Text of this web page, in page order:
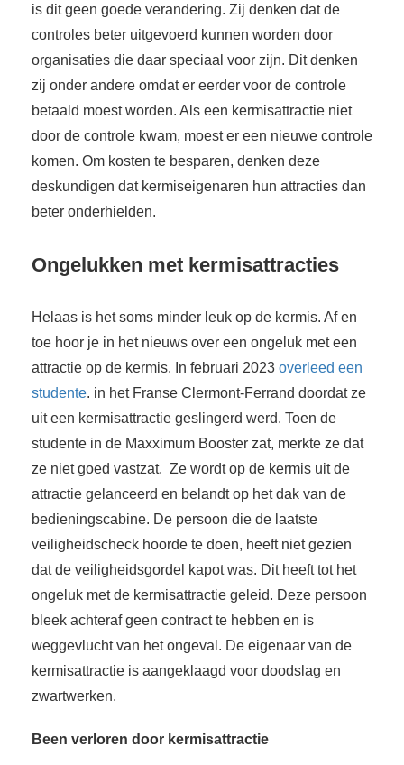
is dit geen goede verandering. Zij denken dat de
controles beter uitgevoerd kunnen worden door
organisaties die daar speciaal voor zijn. Dit denken
zij onder andere omdat er eerder voor de controle
betaald moest worden. Als een kermisattractie niet
door de controle kwam, moest er een nieuwe controle
komen. Om kosten te besparen, denken deze
deskundigen dat kermiseigenaren hun attracties dan
beter onderhielden.
Ongelukken met kermisattracties
Helaas is het soms minder leuk op de kermis. Af en
toe hoor je in het nieuws over een ongeluk met een
attractie op de kermis. In februari 2023 overleed een
studente. in het Franse Clermont-Ferrand doordat ze
uit een kermisattractie geslingerd werd. Toen de
studente in de Maxximum Booster zat, merkte ze dat
ze niet goed vastzat. Ze wordt op de kermis uit de
attractie gelanceerd en belandt op het dak van de
bedieningscabine. De persoon die de laatste
veiligheidscheck hoorde te doen, heeft niet gezien
dat de veiligheidsgordel kapot was. Dit heeft tot het
ongeluk met de kermisattractie geleid. Deze persoon
bleek achteraf geen contract te hebben en is
weggevlucht van het ongeval. De eigenaar van de
kermisattractie is aangeklaagd voor doodslag en
zwartwerken.
Been verloren door kermisattractie